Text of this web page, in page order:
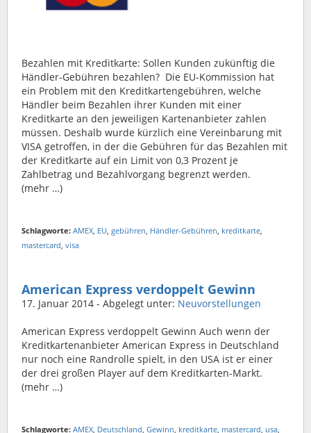
Bezahlen mit Kreditkarte: Sollen Kunden zukünftig die
Händler-Gebühren bezahlen? Die EU-Kommission hat
ein Problem mit den Kreditkartengebühren, welche
Händler beim Bezahlen ihrer Kunden mit einer
Kreditkarte an den jeweiligen Kartenanbieter zahlen
müssen. Deshalb wurde kürzlich eine Vereinbarung mit
VISA getroffen, in der die Gebühren für das Bezahlen mit
der Kreditkarte auf ein Limit von 0,3 Prozent je
Zahlbetrag und Bezahlvorgang begrenzt werden.
(mehr …)
Schlagworte: AMEX EU gebühren Händler-Gebühren kreditkarte
mastercard visa
American Express verdoppelt Gewinn
17. Januar 2014 - Abgelegt unter: Neuvorstellungen
American Express verdoppelt Gewinn Auch wenn der
Kreditkartenanbieter American Express in Deutschland
nur noch eine Randrolle spielt, in den USA ist er einer
der drei großen Player auf dem Kreditkarten-Markt.
(mehr …)
Schlagworte: AMEX Deutschland Gewinn kreditkarte mastercard usa